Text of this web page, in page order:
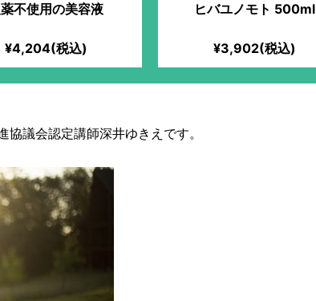
不使用の美容液
¥4,204(税込)
ヒバユノモト 500ml
¥3,902(税込)
議会認定講師深井ゆきえです。